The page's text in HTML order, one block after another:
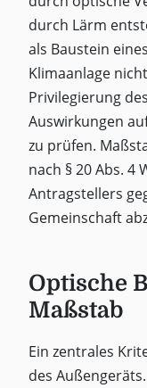
durch Lärm
als Baustein
Klimaanlage
Privilegierung
Auswirkungen
zu prüfen.
nach § 20 Abs. 4
Antragstellers
Gemeinschaft
Optische
Maßstab
Ein zentrales
des